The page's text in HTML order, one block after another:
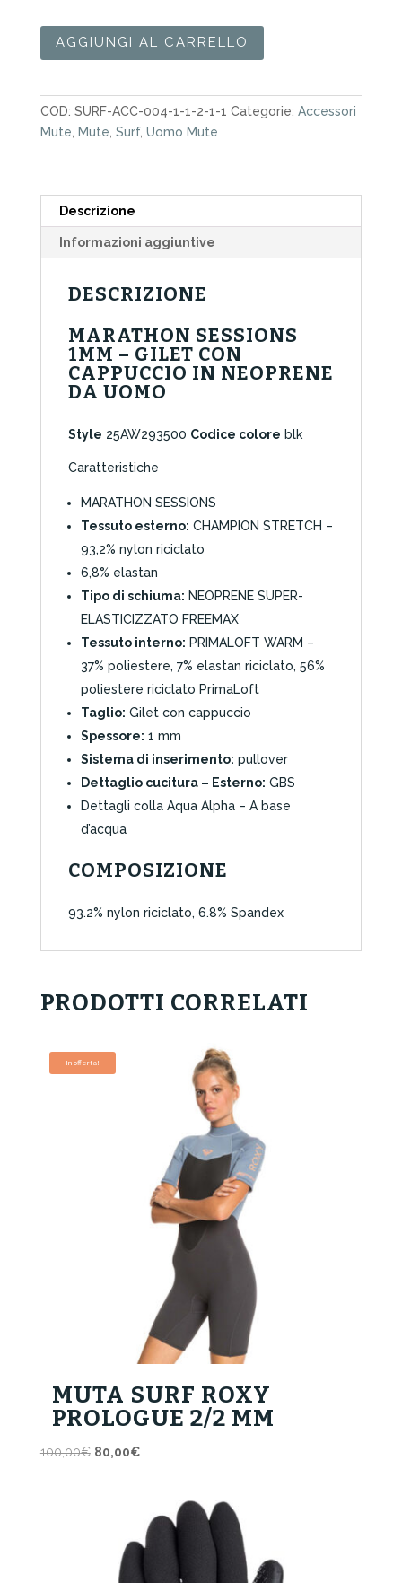
Vest
Cap
Marathon
Session
1mm
AGGIUNGI AL CARRELLO
COD: SURF-ACC-004-1-1-2-1-1 Categorie: Accessori
Mute
Mute Surf, Uomo Mute
Descrizione
Informazioni aggiuntive
DESCRIZIONE
MARATHON SESSIONS
1MM – GILET CON
CAPPUCCIO IN NEOPRENE
DA UOMO
Style 25AW293500 Codice colore blk
Caratteristiche
MARATHON SESSIONS
Tessuto esterno: CHAMPION STRETCH –
93,2% nylon riciclato
6,8% elastan
Tipo di schiuma: NEOPRENE SUPER-
ELASTICIZZATO FREEMAX
Tessuto interno: PRIMALOFT WARM –
37% poliestere, 7% elastan riciclato, 56%
poliestere riciclato PrimaLoft
Taglio: Gilet con cappuccio
Spessore: 1 mm
Sistema di inserimento: pullover
Dettaglio cucitura – Esterno: GBS
Dettagli colla Aqua Alpha – A base
d’acqua
COMPOSIZIONE
93.2% nylon riciclato, 6.8% Spandex
PRODOTTI CORRELATI
In offerta!
MUTA SURF ROXY
PROLOGUE 2/2 MM
100,00€ Il
100,00€.
80,00€Il
80,00€.